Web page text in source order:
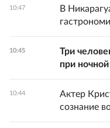
10:47
В
10:45
Три
при
10:44
Актер
сознание